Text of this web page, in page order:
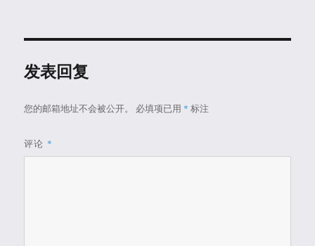
发表回复
您的邮箱地址不会被公开。 必填项已用 * 标注
评论 *